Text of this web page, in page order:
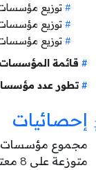
توزيع
توزيع
توزيع مؤسسات
قائمة المؤسسات
تطور عدد
إحصائيات
مجموع مؤسسات
متوزعة على 8 معتمدية .